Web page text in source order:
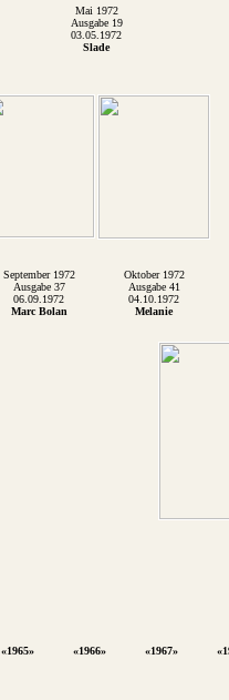
Mai 1972
Ausgabe 19
03.05.1972
Slade
September 1972
Oktober 1972
Ausgabe 37
Ausgabe 41
06.09.1972
04.10.1972
Marc Bolan
Melanie
«1965» «1966» «1967»